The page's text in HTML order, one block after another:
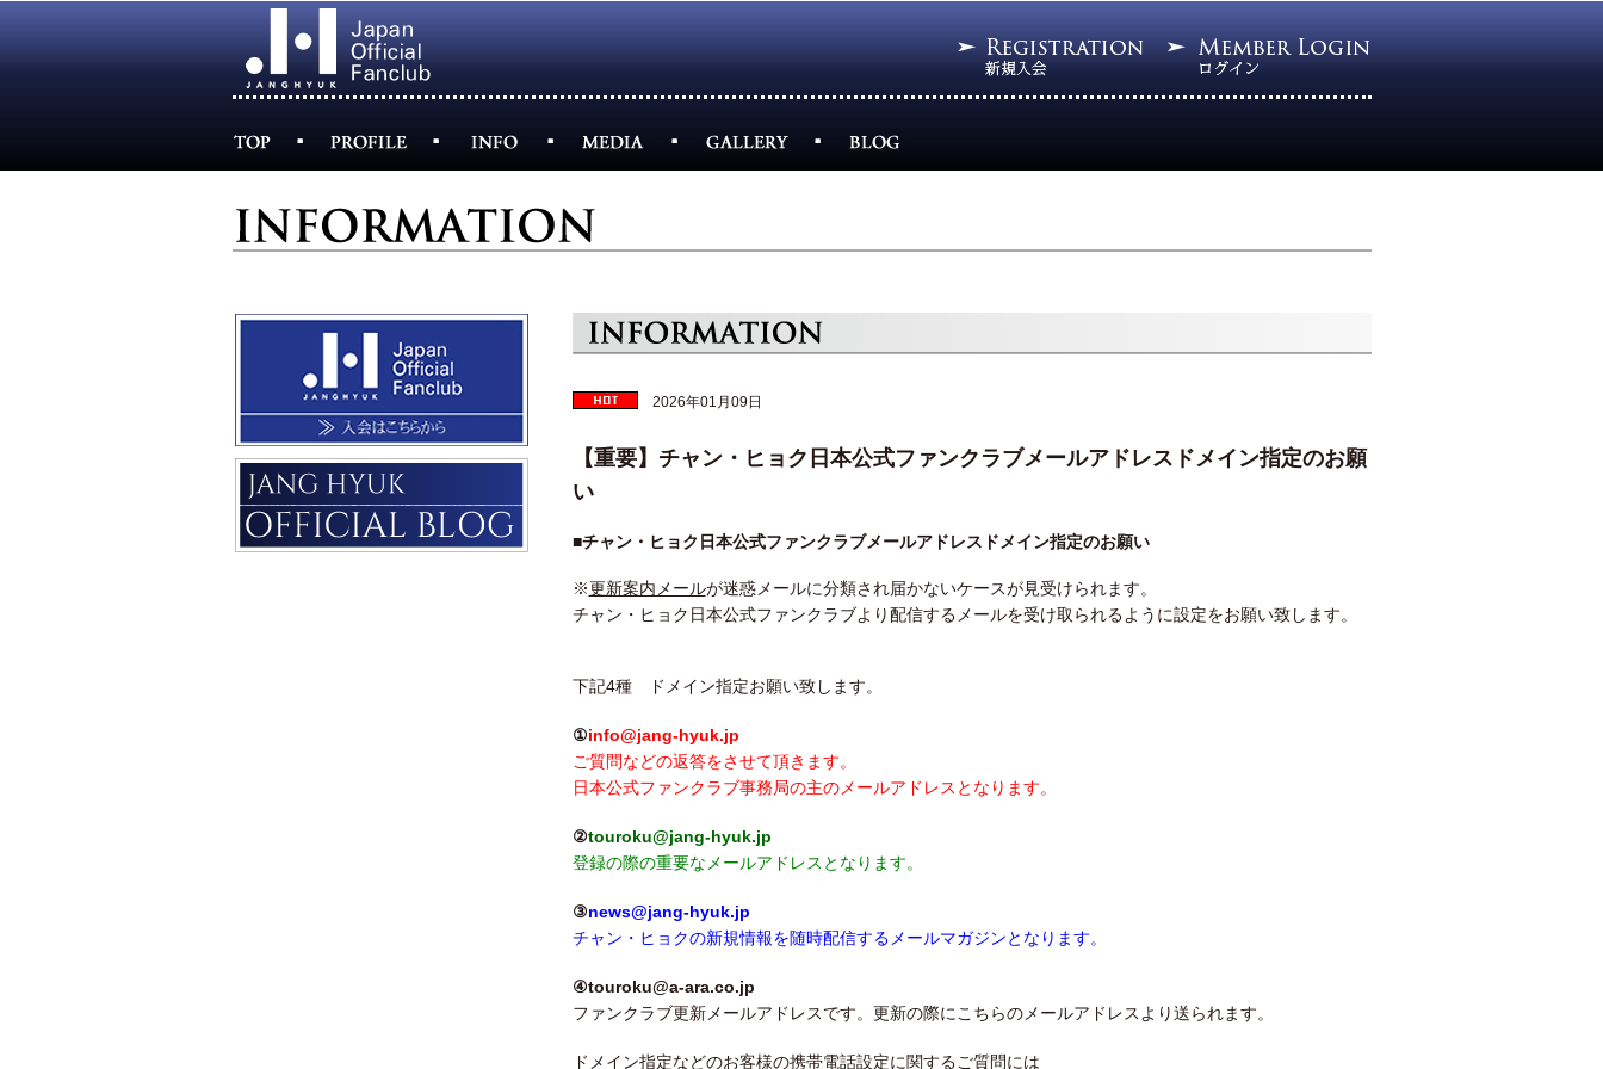
2026年01月09日
【重要】チャン・ヒョク日本公式ファンクラブメールアドレスドメイン指定のお願
い
■チャン・ヒョク日本公式ファンクラブメールアドレスドメイン指定のお願い
※更新案内メールが迷惑メールに分類され届かないケースが見受けられます。
チャン・ヒョク日本公式ファンクラブより配信するメールを受け取られるように設定をお願い致します。
下記4種 ドメイン指定お願い致します。
①info@jang-hyuk.jp
ご質問などの返答をさせて頂きます。
日本公式ファンクラブ事務局の主のメールアドレスとなります。
②touroku@jang-hyuk.jp
登録の際の重要なメールアドレスとなります。
③news@jang-hyuk.jp
チャン・ヒョクの新規情報を随時配信するメールマガジンとなります。
④touroku@a-ara.co.jp
ファンクラブ更新メールアドレスです。更新の際にこちらのメールアドレスより送られます。
ドメイン指定などのお客様の携帯電話設定に関するご質問には